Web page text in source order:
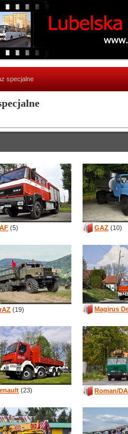
specjalne
(5) GAZ (10)
(19) Magirus
(23) Roman/